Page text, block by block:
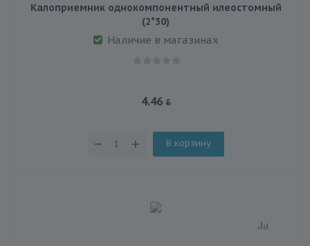
Калоприемник однокомпонентный илеостомный
(2*30)
Наличие в магазинах
4.46
В корзину